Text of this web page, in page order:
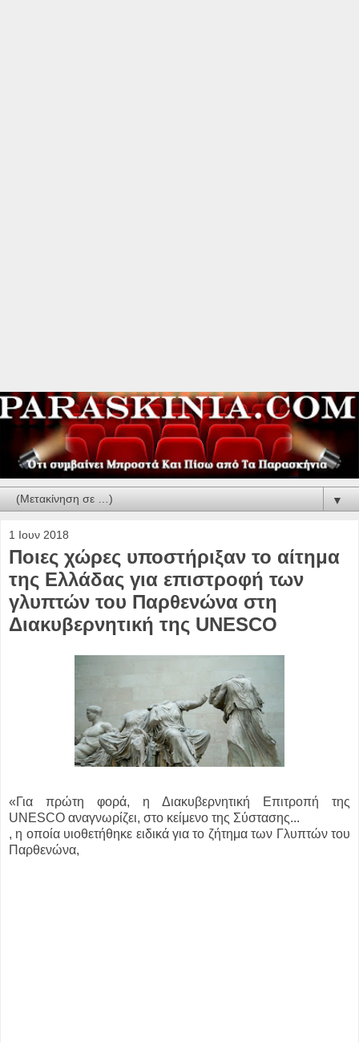
▼
1 Ιουν 2018
Ποιες χώρες υποστήριξαν το αίτημα
της Ελλάδας για επιστροφή των
γλυπτών του Παρθενώνα στη
Διακυβερνητική της UNESCO
«Για πρώτη φορά, η Διακυβερνητική Επιτροπή της
UNESCO αναγνωρίζει, στο κείμενο της Σύστασης...
, η οποία υιοθετήθηκε ειδικά για το ζήτημα των Γλυπτών του
Παρθενώνα,